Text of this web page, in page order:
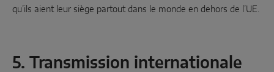
qu’ils aient leur siège partout dans le monde en dehors de l’UE.
5. Transmission internationale